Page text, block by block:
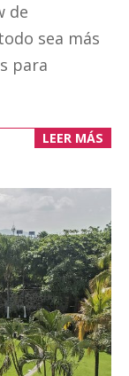
de
sea más
para
LEER MÁS